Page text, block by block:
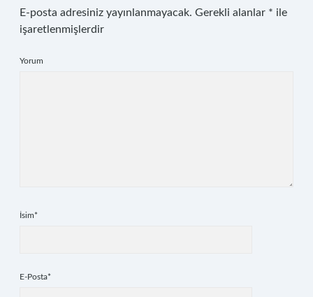
E-posta adresiniz yayınlanmayacak. Gerekli alanlar * ile
işaretlenmişlerdir
Yorum
İsim*
E-Posta*